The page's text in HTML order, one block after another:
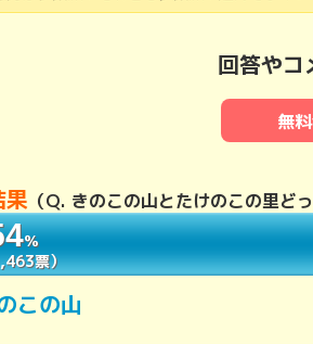
回答やコ
無
果 （Q. きのこの山とたけのこの里ど
％
票）
％
票）
この山